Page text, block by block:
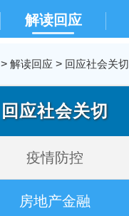
解读回应
> 解读回应 > 回应社会关切
回应社会关切
疫情防控
房地产金融